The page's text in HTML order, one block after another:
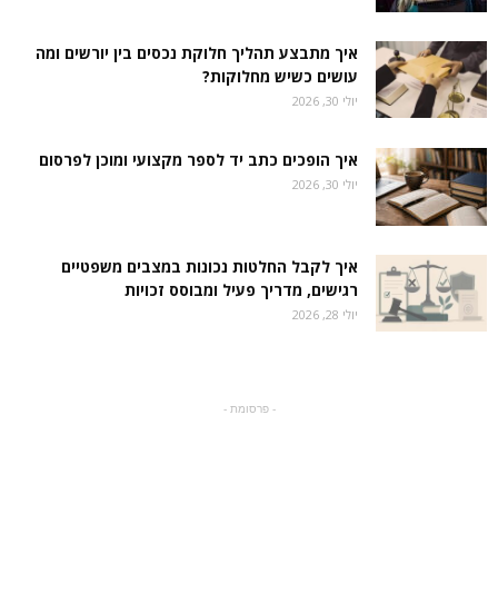
איך מתבצע תהליך חלוקת נכסים בין יורשים ומה
עושים כשיש מחלוקות?
יולי 30, 2026
איך הופכים כתב יד לספר מקצועי ומוכן לפרסום
יולי 30, 2026
איך לקבל החלטות נכונות במצבים משפטיים
רגישים, מדריך פעיל ומבוסס זכויות
יולי 28, 2026
- פרסומת -